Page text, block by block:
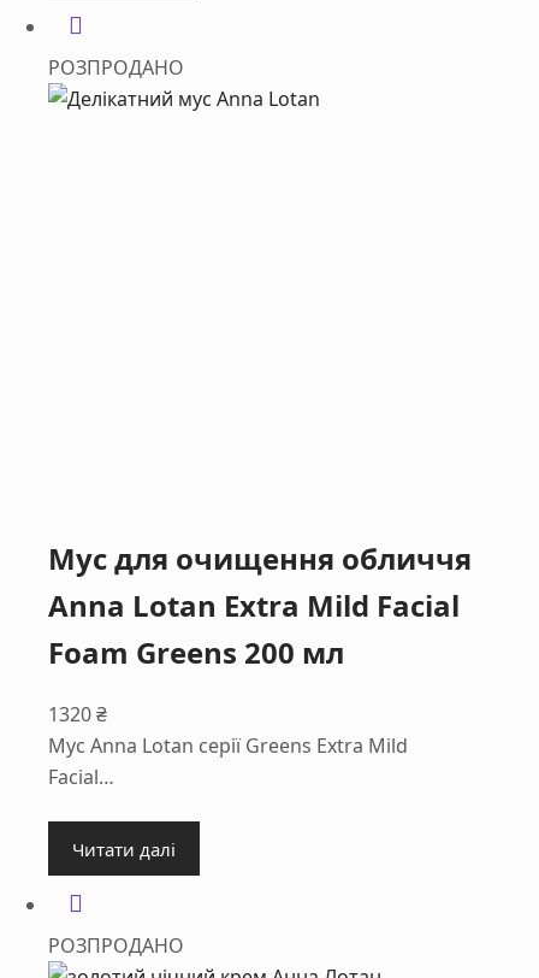
РОЗПРОДАНО
Мус для очищення обличчя
Anna Lotan Extra Mild Facial
Foam Greens 200 мл
1320₴
Мус Anna Lotan серії Greens Extra Mild
Facial…
Читати далі
РОЗПРОДАНО